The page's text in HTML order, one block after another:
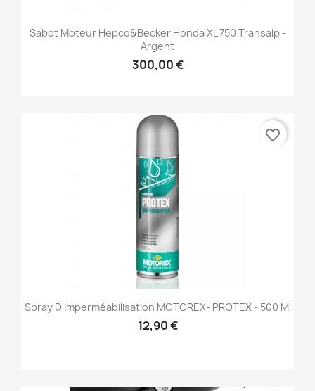
Sabot Moteur Hepco&Becker Honda XL 750 Transalp -
Argent
300,00 €
Spray D'imperméabilisation MOTOREX- PROTEX - 500 Ml
12,90 €
favorite_border